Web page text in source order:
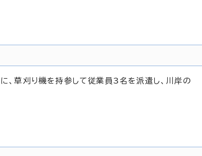
、草刈り機を持参して従業員3名を派遣し、川岸の